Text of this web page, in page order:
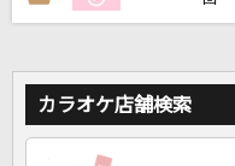
カラオケ店舗検索